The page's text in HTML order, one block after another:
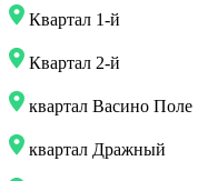
Квартал 1-й
Квартал 2-й
квартал Васино Поле
квартал Дражный